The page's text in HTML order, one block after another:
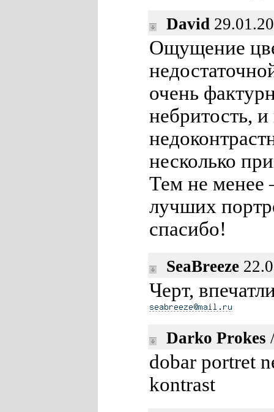
David
Ощущение
очень
небритость,
несколько
Тем не менее
лучших
спасибо!
SeaBreeze
Черт,
Darko Prokes
dobar portret
kontrast